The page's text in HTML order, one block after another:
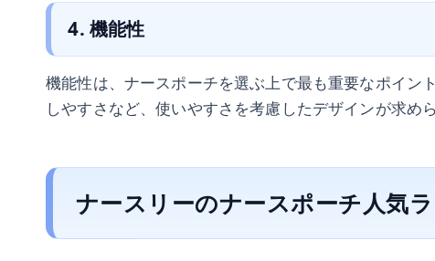
4. 機能性
機能性は、ナースポーチを選ぶ上で最も重要なポイン
しやすさなど、使いやすさを考慮したデザインが求めら
ナースリーのナースポーチ人気